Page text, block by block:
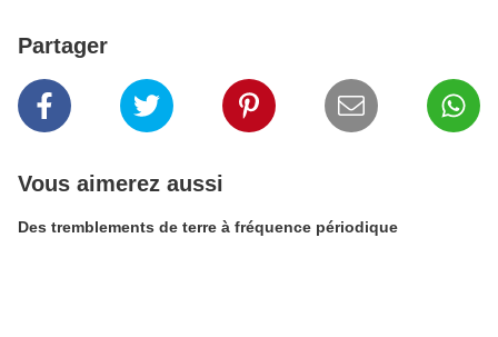
Partager
Vous aimerez aussi
Des tremblements de terre à fréquence périodique